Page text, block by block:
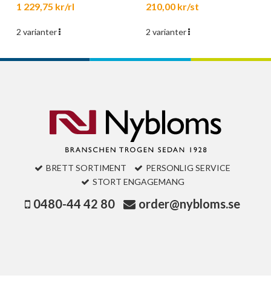
1 229,75 kr/rl
2 varianter
210,00 kr/st
2 varianter
BRETT SORTIMENT
PERSONLIG SERVICE
STORT ENGAGEMANG
0480-44 42 80 order@nybloms.se